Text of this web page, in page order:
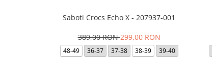
Saboti Crocs Echo X - 207937-001
389,00 RON299,00 RON
48-49 36-37 37-38 38-39
39-40